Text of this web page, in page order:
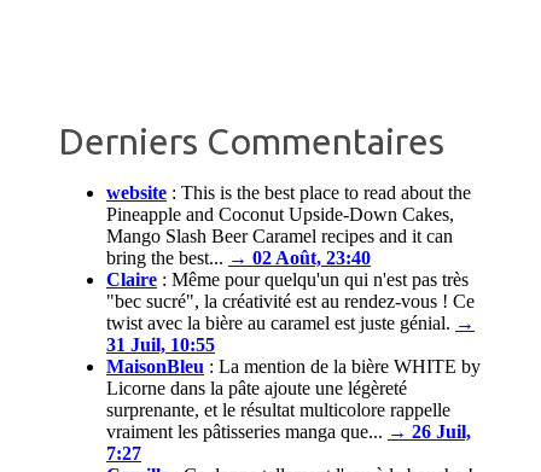
Derniers Commentaires
website : This is the best place to read about the
Pineapple and Coconut Upside-Down Cakes,
Mango Slash Beer Caramel recipes and it can
bring the best... → 02 Août, 23:40
Claire : Même pour quelqu'un qui n'est pas très
"bec sucré", la créativité est au rendez-vous ! Ce
twist avec la bière au caramel est juste génial. →
31 Juil, 10:55
MaisonBleu : La mention de la bière WHITE by
Licorne dans la pâte ajoute une légèreté
surprenante, et le résultat multicolore rappelle
vraiment les pâtisseries manga que... → 26 Juil,
7:27